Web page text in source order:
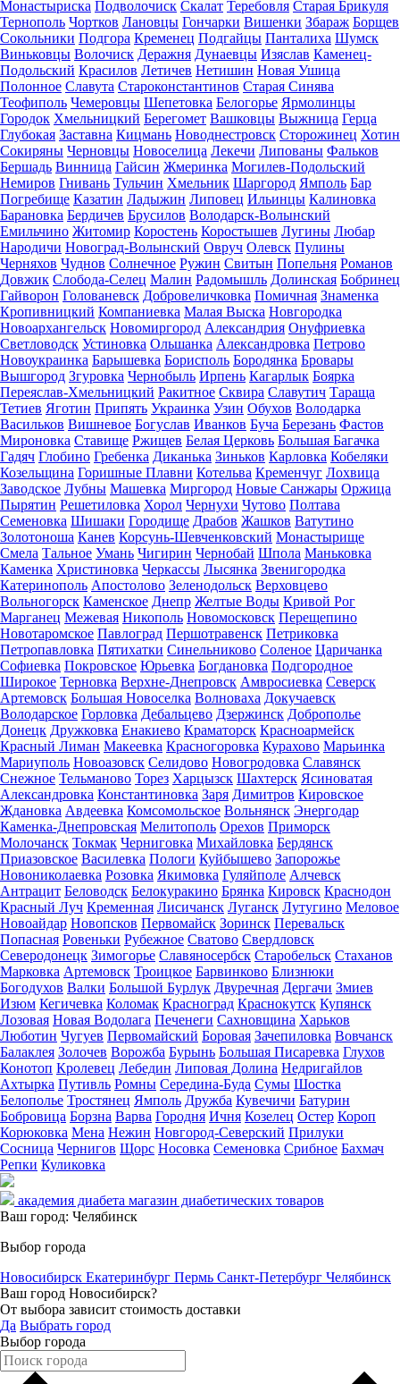
Монастыриска Подволочиск Скалат Теребовля Старая Брикуля
Тернополь Чортков Лановцы Гончарки Вишенки Збараж Борщев
Сокольники Подгора Кременец Подгайцы Панталиха Шумск
Виньковцы Волочиск Деражня Дунаевцы Изяслав Каменец-
Подольский Красилов Летичев Нетишин Новая Ушица
Полонное Славута Староконстантинов Старая Синява
Теофиполь Чемеровцы Шепетовка Белогорье Ярмолинцы
Городок Хмельницкий Берегомет Вашковцы Выжница Герца
Глубокая Заставна Кицмань Новоднестровск Сторожинец Хотин
Сокиряны Черновцы Новоселица Лекечи Липованы Фальков
Бершадь Винница Гайсин Жмеринка Могилев-Подольский
Немиров Гнивань Тульчин Хмельник Шаргород Ямполь Бар
Погребище Казатин Ладыжин Липовец Ильинцы Калиновка
Барановка Бердичев Брусилов Володарск-Волынский
Емильчино Житомир Коростень Коростышев Лугины Любар
Народичи Новоград-Волынский Овруч Олевск Пулины
Черняхов Чуднов Солнечное Ружин Свитын Попельня Романов
Довжик Слобода-Селец Малин Радомышль Долинская Бобринец
Гайворон Голованевск Добровеличковка Помичная Знаменка
Кропивницкий Компаниевка Малая Выска Новгородка
Новоархангельск Новомиргород Александрия Онуфриевка
Светловодск Устиновка Ольшанка Александровка Петрово
Новоукраинка Барышевка Борисполь Бородянка Бровары
Вышгород Згуровка Чернобыль Ирпень Кагарлык Боярка
Переяслав-Хмельницкий Ракитное Сквира Славутич Тараща
Тетиев Яготин Припять Украинка Узин Обухов Володарка
Васильков Вишневое Богуслав Иванков Буча Березань Фастов
Мироновка Ставище Ржищев Белая Церковь Большая Багачка
Гадяч Глобино Гребенка Диканька Зиньков Карловка Кобеляки
Козельщина Горишные Плавни Котельва Кременчуг Лохвица
Заводское Лубны Машевка Миргород Новые Санжары Оржица
Пырятин Решетиловка Хорол Чернухи Чутово Полтава
Семеновка Шишаки Городище Драбов Жашков Ватутино
Золотоноша Канев Корсунь-Шевченковский Монастырище
Смела Тальное Умань Чигирин Чернобай Шпола Маньковка
Каменка Христиновка Черкассы Лысянка Звенигородка
Катеринополь Апостолово Зеленодольск Верховцево
Вольногорск Каменское Днепр Желтые Воды Кривой Рог
Марганец Межевая Никополь Новомосковск Перещепино
Новотаромское Павлоград Першотравенск Петриковка
Петропавловка Пятихатки Синельниково Соленое Царичанка
Софиевка Покровское Юрьевка Богдановка Подгородное
Широкое Терновка Верхне-Днепровск Амвросиевка Северск
Артемовск Большая Новоселка Волноваха Докучаевск
Володарское Горловка Дебальцево Дзержинск Доброполье
Донецк Дружковка Енакиево Краматорск Красноармейск
Красный Лиман Макеевка Красногоровка Курахово Марьинка
Мариуполь Новоазовск Селидово Новогродовка Славянск
Снежное Тельманово Торез Харцызск Шахтерск Ясиноватая
Александровка Константиновка Заря Димитров Кировское
Ждановка Авдеевка Комсомольское Вольнянск Энергодар
Каменка-Днепровская Мелитополь Орехов Приморск
Молочанск Токмак Черниговка Михайловка Бердянск
Приазовское Василевка Пологи Куйбышево Запорожье
Новониколаевка Розовка Якимовка Гуляйполе Алчевск
Антрацит Беловодск Белокуракино Брянка Кировск Краснодон
Красный Луч Кременная Лисичанск Луганск Лутугино Меловое
Новоайдар Новопсков Первомайск Зоринск Перевальск
Попасная Ровеньки Рубежное Сватово Свердловск
Северодонецк Зимогорье Славяносербск Старобельск Стаханов
Марковка Артемовск Троицкое Барвинково Близнюки
Богодухов Валки Большой Бурлук Двуречная Дергачи Змиев
Изюм Кегичевка Коломак Красноград Краснокутск Купянск
Лозовая Новая Водолага Печенеги Сахновщина Харьков
Люботин Чугуев Первомайский Боровая Зачепиловка Вовчанск
Балаклея Золочев Ворожба Бурынь Большая Писаревка Глухов
Конотоп Кролевец Лебедин Липовая Долина Недригайлов
Ахтырка Путивль Ромны Середина-Буда Сумы Шостка
Белополье Тростянец Ямполь Дружба Кувечичи Батурин
Бобровица Борзна Варва Городня Ичня Козелец Остер Короп
Корюковка Мена Нежин Новгород-Северский Прилуки
Сосница Чернигов Щорс Носовка Семеновка Срибное Бахмач
Репки Куликовка
академия диабета магазин диабетических товаров
Ваш город: Челябинск
Выбор города
Новосибирск Екатеринбург Пермь Санкт-Петербург Челябинск
Ваш город Новосибирск?
От выбора зависит стоимость доставки
Да Выбрать город
Выбор города